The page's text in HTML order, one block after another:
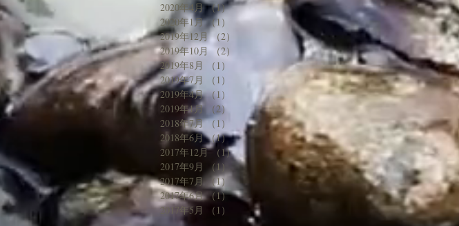
2020年4月 （1）1件の記事
2020年1月 （1）
1件の記事
2019年12月 （2）
2019年10月 （2）
2019年8月
（1）
2019年7月
（1）
2019年4月 （1）
1件の記事
2019年1月
（2）
2件の記事
2018年7月 （1）
1件の記事
2018年6月 （1）1件の記事
2017年12月 （1）1件の記事
2017年9月
（1）
1件の記事
2017年7月 （1） 1件の記事
2017年6月 （1）1件の記事
2017年5月
（1） 1件の記事